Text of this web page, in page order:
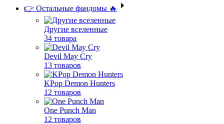
👉 Остальные фандомы 🔥
Другие вселенные
34 товара
Devil May Cry
13 товаров
KPop Demon Hunters
12 товаров
One Punch Man
12 товаров